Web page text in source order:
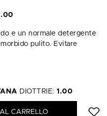
e un normale detergente
pulito. Evitare
DIOTTRIE:1.00
CARRELLO